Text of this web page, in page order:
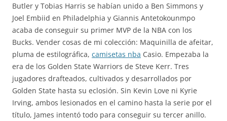
Butler y Tobias Harris se habían unido a Ben Simmons y
Joel Embiid en Philadelphia y Giannis Antetokounmpo
acaba de conseguir su primer MVP de la NBA con los
Bucks. Vender cosas de mi colección: Maquinilla de afeitar,
pluma de estilográfica, camisetas nba Casio. Empezaba la
era de los Golden State Warriors de Steve Kerr. Tres
jugadores drafteados, cultivados y desarrollados por
Golden State hasta su eclosión. Sin Kevin Love ni Kyrie
Irving, ambos lesionados en el camino hasta la serie por el
título, James intentó todo para conseguir su tercer anillo.